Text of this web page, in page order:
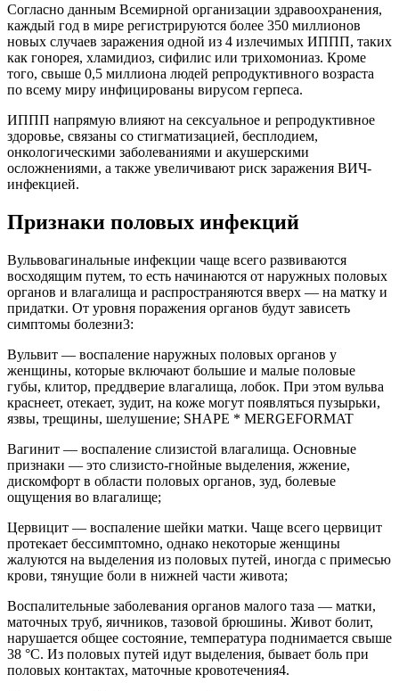
Согласно данным Всемирной организации здравоохранения,
каждый год в мире регистрируются более 350 миллионов
новых случаев заражения одной из 4 излечимых ИППП, таких
как гонорея, хламидиоз, сифилис или трихомониаз. Кроме
того, свыше 0,5 миллиона людей репродуктивного возраста
по всему миру инфицированы вирусом герпеса.
ИППП напрямую влияют на сексуальное и репродуктивное
здоровье, связаны со стигматизацией, бесплодием,
онкологическими заболеваниями и акушерскими
осложнениями, а также увеличивают риск заражения ВИЧ-
инфекцией.
Признаки половых инфекций
Вульвовагинальные инфекции чаще всего развиваются
восходящим путем, то есть начинаются от наружных половых
органов и влагалища и распространяются вверх — на матку и
придатки. От уровня поражения органов будут зависеть
симптомы болезни3:
Вульвит — воспаление наружных половых органов у
женщины, которые включают большие и малые половые
губы, клитор, преддверие влагалища, лобок. При этом вульва
краснеет, отекает, зудит, на коже могут появляться пузырьки,
язвы, трещины, шелушение; SHAPE * MERGEFORMAT
Вагинит — воспаление слизистой влагалища. Основные
признаки — это слизисто-гнойные выделения, жжение,
дискомфорт в области половых органов, зуд, болевые
ощущения во влагалище;
Цервицит — воспаление шейки матки. Чаще всего цервицит
протекает бессимптомно, однако некоторые женщины
жалуются на выделения из половых путей, иногда с примесью
крови, тянущие боли в нижней части живота;
Воспалительные заболевания органов малого таза — матки,
маточных труб, яичников, тазовой брюшины. Живот болит,
нарушается общее состояние, температура поднимается свыше
38 °C. Из половых путей идут выделения, бывает боль при
половых контактах, маточные кровотечения4.